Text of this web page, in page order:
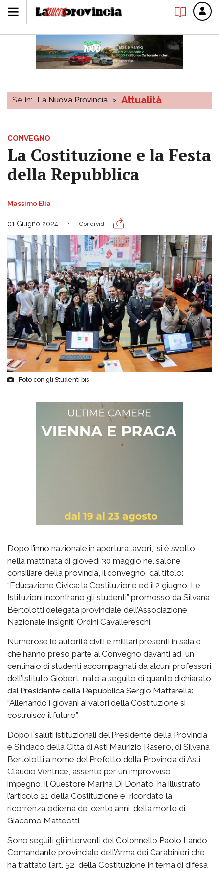
Sei in: La Nuova Provincia > Attualità
CONVEGNO
La Costituzione e la Festa
della Repubblica
Massimo Elia
01 Giugno 2024 Condividi
Foto con gli Studenti bis
Dopo l’inno nazionale in apertura lavori, si è svolto
nella mattinata di giovedì 30 maggio nel salone
consiliare della provincia, il convegno dal titolo:
“Educazione Civica: la Costituzione ed il 2 giugno. Le
Istituzioni incontrano gli studenti” promosso da Silvana
Bertolotti delegata provinciale dell’Associazione
Nazionale Insigniti Ordini Cavallereschi.
Numerose le autorità civili e militari presenti in sala e
che hanno preso parte al Convegno davanti ad un
centinaio di studenti accompagnati da alcuni professori
dell’Istituto Giobert, nato a seguito di quanto dichiarato
dal Presidente della Repubblica Sergio Mattarella:
“Allenando i giovani ai valori della Costituzione si
costruisce il futuro”.
Dopo i saluti istituzionali del Presidente della Provincia
e Sindaco della Città di Asti Maurizio Rasero, di Silvana
Bertolotti a nome del Prefetto della Provincia di Asti
Claudio Ventrice, assente per un improvviso
impegno, il Questore Marina Di Donato ha illustrato
l’articolo 21 della Costituzione e ricordato la
ricorrenza odierna dei cento anni della morte di
Giacomo Matteotti.
Sono seguiti gli interventi del Colonnello Paolo Lando
Comandante provinciale dell’Arma dei Carabinieri che
ha trattato l’art. 52 della Costituzione in tema di difesa